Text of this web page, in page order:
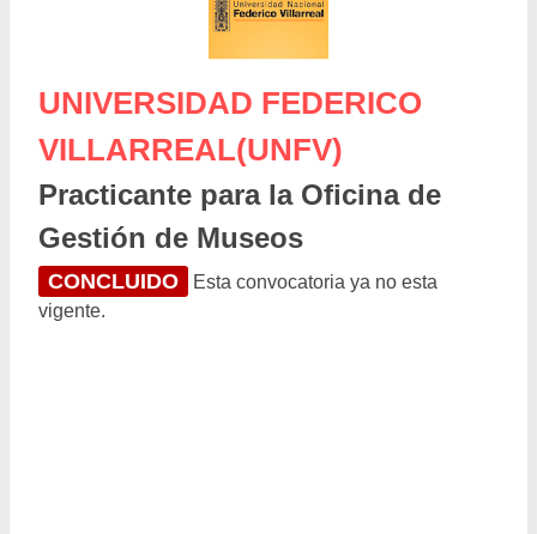
UNIVERSIDAD FEDERICO
VILLARREAL(UNFV)
Practicante para la Oficina de
Gestión de Museos
CONCLUIDO
Esta convocatoria ya no esta
vigente.